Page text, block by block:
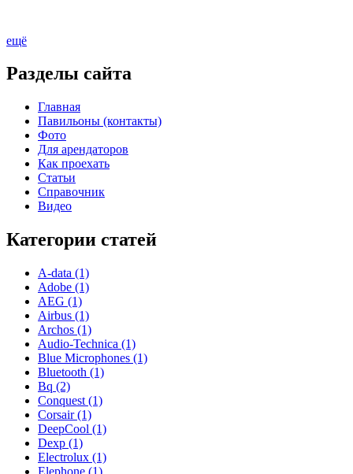
ещё
Разделы сайта
Главная
Павильоны (контакты)
Фото
Для арендаторов
Как проехать
Статьи
Справочник
Видео
Категории статей
A-data (1)
Adobe (1)
AEG (1)
Airbus (1)
Archos (1)
Audio-Technica (1)
Blue Microphones (1)
Bluetooth (1)
Bq (2)
Conquest (1)
Corsair (1)
DeepCool (1)
Dexp (1)
Electrolux (1)